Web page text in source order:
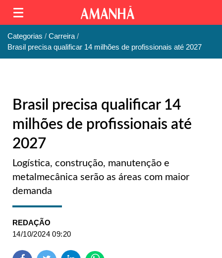
Categorias
Carreira
Brasil precisa qualificar 14 milhões de profissionais até 2027
Brasil precisa qualificar 14
milhões de profissionais até
2027
Logística, construção, manutenção e
metalmecânica serão as áreas com maior
demanda
REDAÇÃO
14/10/2024 09:20